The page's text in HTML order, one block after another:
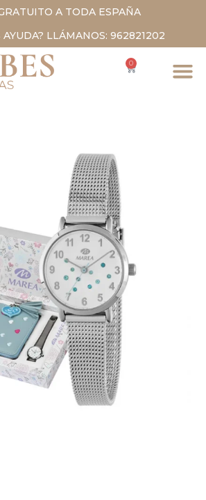
A TODA ESPAÑA
AYUDA? LLÁMANOS: 962821202
0